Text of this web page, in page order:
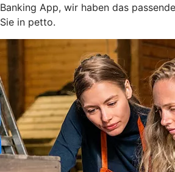
Banking App, wir haben das
Sie in petto.